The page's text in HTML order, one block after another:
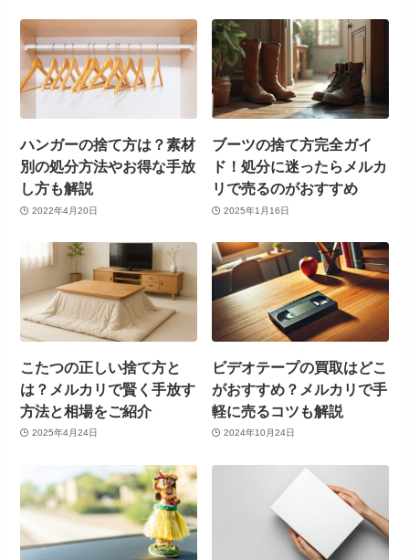
ハンガーの捨て方は？素材
別の処分方法やお得な手放
し方も解説
2022年4月20日
ブーツの捨て方完全ガイ
ド！処分に迷ったらメルカ
リで売るのがおすすめ
2025年1月16日
こたつの正しい捨て方と
は？メルカリで賢く手放す
方法と相場をご紹介
2025年4月24日
ビデオテープの買取はどこ
がおすすめ？メルカリで手
軽に売るコツも解説
2024年10月24日